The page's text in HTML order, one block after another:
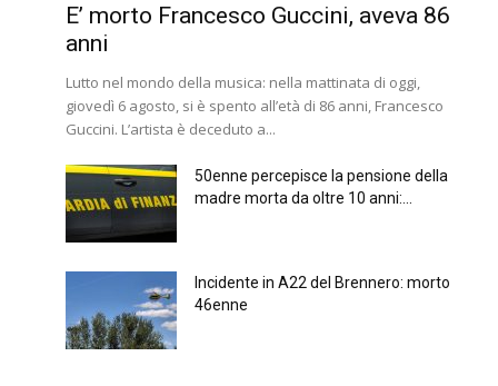
E’ morto Francesco Guccini, aveva 86
anni
Lutto nel mondo della musica: nella mattinata di oggi,
giovedì 6 agosto, si è spento all’età di 86 anni, Francesco
Guccini. L’artista è deceduto a...
50enne percepisce la pensione della
madre morta da oltre 10 anni:...
Incidente in A22 del Brennero: morto
46enne